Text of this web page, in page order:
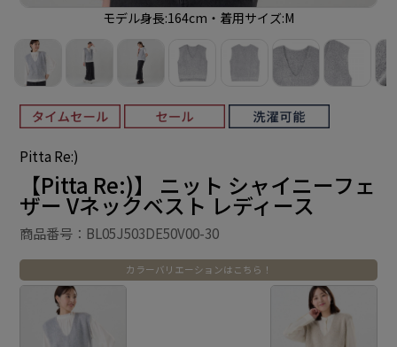
モデル身長:164cm・着用サイズ:M
Pitta Re:)
【Pitta Re:)】 ニット シャイニーフェ
ザー Vネックベスト レディース
商品番号：BL05J503DE50V00-30
カラーバリエーションはこちら！